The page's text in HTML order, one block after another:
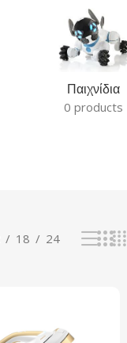
Παιχνίδια
0 products
18 24